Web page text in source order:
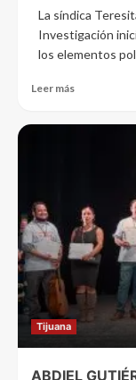
La síndica
Investigación
los elementos
Leer más
Tijuana
ABDIEL